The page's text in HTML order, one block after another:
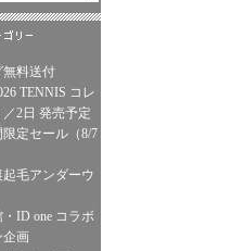
無料送付
TENNIS コレ
／2日 発売予定
定セール（8/7
起毛アンダーウ
ID one コラボ
企画